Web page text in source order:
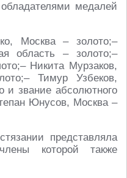
медалей
Москва – золото;–
область – золото;–
Никита Мурзаков,
Тимур Узбеков,
и звание абсолютного
Юнусов, Москва –
представляла
которой также